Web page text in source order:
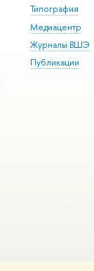
Типография
Медиацентр
Журналы ВШЭ
Публикации